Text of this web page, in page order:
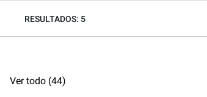
RESULTADOS: 5
Ver todo (44)